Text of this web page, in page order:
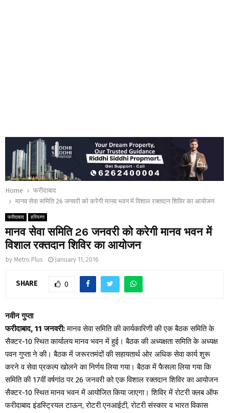
Home
फरीदाबाद
मानव सेवा समिति 26 जनवरी को करेगी मानव भवन में विशाल रक्तदान शिविर का आयोजन
फरीदाबाद हरियाणा
मानव सेवा समिति 26 जनवरी को करेगी मानव भवन में
विशाल रक्तदान शिविर का आयोजन
by Metro Plus January 11, 2016
SHARE 0
नवीन गुप्ता
फरीदाबाद, 11 जनवरी:मानव सेवा समिति की कार्यकारिणी की एक बैठक समिति के
सैक्टर-10 स्थित कार्यालय मानव भवन में हुई। बैठक की अध्यक्षता समिति के अध्यक्ष
पवन गुप्ता ने की। बैठक में जरूरतमंदों की सहायतार्थ ओर अधिक सेवा कार्य शुरू
करने व सेवा प्रकल्प खोलने का निर्णय लिया गया। बैठक में फैसला लिया गया कि
समिति की 17वीं वर्षगांठ पर 26 जनवरी को एक विशाल रक्तदान शिविर का आयोजन
सैक्टर-10 स्थित मानव भवन में आयोजित किया जाएगा। शिविर में रोटरी क्लब ऑफ
फरीदाबाद इंडस्ट्रियल टाऊन, रोटरी एनआईटी, रोटरी संस्कार व भारत विकास